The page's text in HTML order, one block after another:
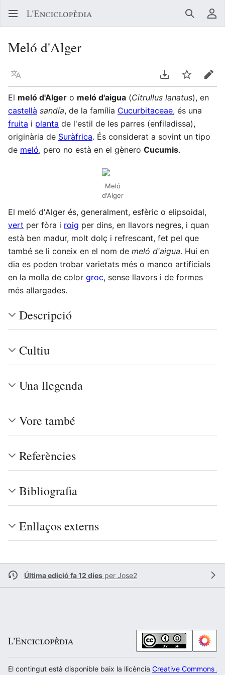
Buscar
Meló d'Alger
Llegir en un atre idioma Descarregar en
Vigilar
El meló d'Alger o meló d'aigua (Citrullus lanatus), en
castellà sandía, de la família Cucurbitaceae, és una
fruita i planta de l'estil de les parres (enfiladissa),
originària de Suràfrica. És considerat a sovint un tipo
de meló, pero no està en el gènero Cucumis.
Meló
d'Alger
El meló d'Alger és, generalment, esfèric o elipsoidal,
vert per fòra i roig per dins, en llavors negres, i quan
està ben madur, molt dolç i refrescant, fet pel que
també se li coneix en el nom de meló d'aigua. Hui en
dia es poden trobar varietats més o manco artificials
en la molla de color groc, sense llavors i de formes
més allargades.
Descripció
Cultiu
Una llegenda
Vore també
Referències
Bibliografia
Enllaços externs
Última edició fa 12 díes per Jose2
El contingut està disponible baix la llicència Creative Commons